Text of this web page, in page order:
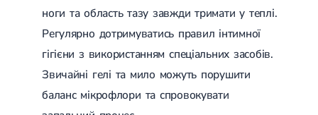
ноги та область тазу завжди тримати у теплі.
Регулярно дотримуватись правил інтимної
гігієни з використанням спеціальних засобів.
Звичайні гелі та мило можуть порушити
баланс мікрофлори та спровокувати